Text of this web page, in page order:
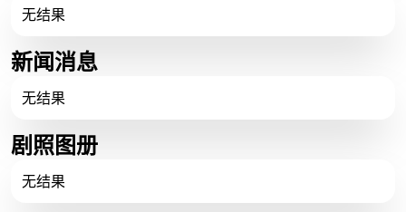
无结果
新闻消息
无结果
剧照图册
无结果